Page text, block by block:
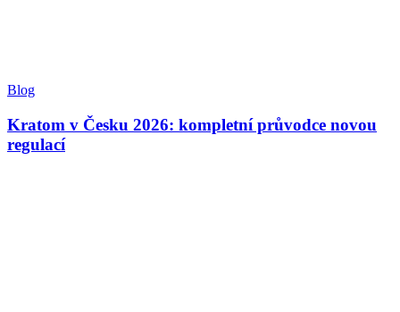
Blog
Kratom v Česku 2026: kompletní průvodce novou
regulací